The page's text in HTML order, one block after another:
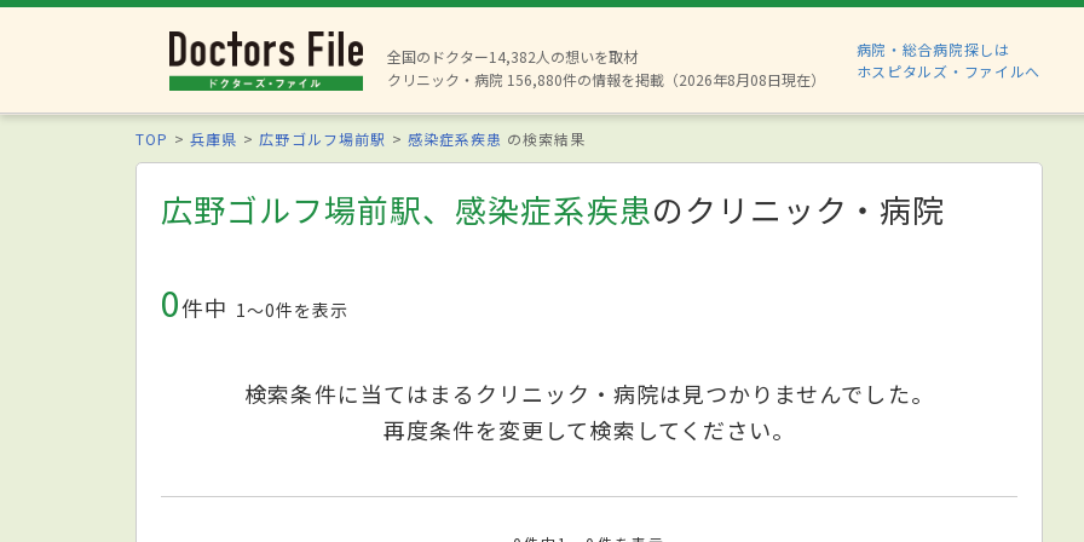
全国のドクター14,382人の想いを取材
クリニック・病院 156,880件の情報を掲載（2026年8月08日現在）
病院・総合病院探しは
ホスピタルズ・ファイルへ
TOP 兵庫県 広野ゴルフ場前駅 感染症系疾患 の検索結果
広野ゴルフ場前駅、感染症系疾患のクリニック・病院
0件中 1〜0件を表示
検索条件に当てはまるクリニック・病院は見つかりませんでした。
再度条件を変更して検索してください。